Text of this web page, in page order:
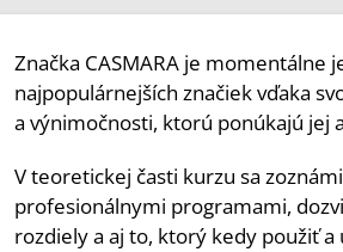
Značka CASMARA je momentálne
najpopulárnejších značiek vďaka
a výnimočnosti, ktorú ponúkajú jej
V teoretickej časti kurzu sa
profesionálnymi programami,
rozdiely a aj to, ktorý kedy použiť